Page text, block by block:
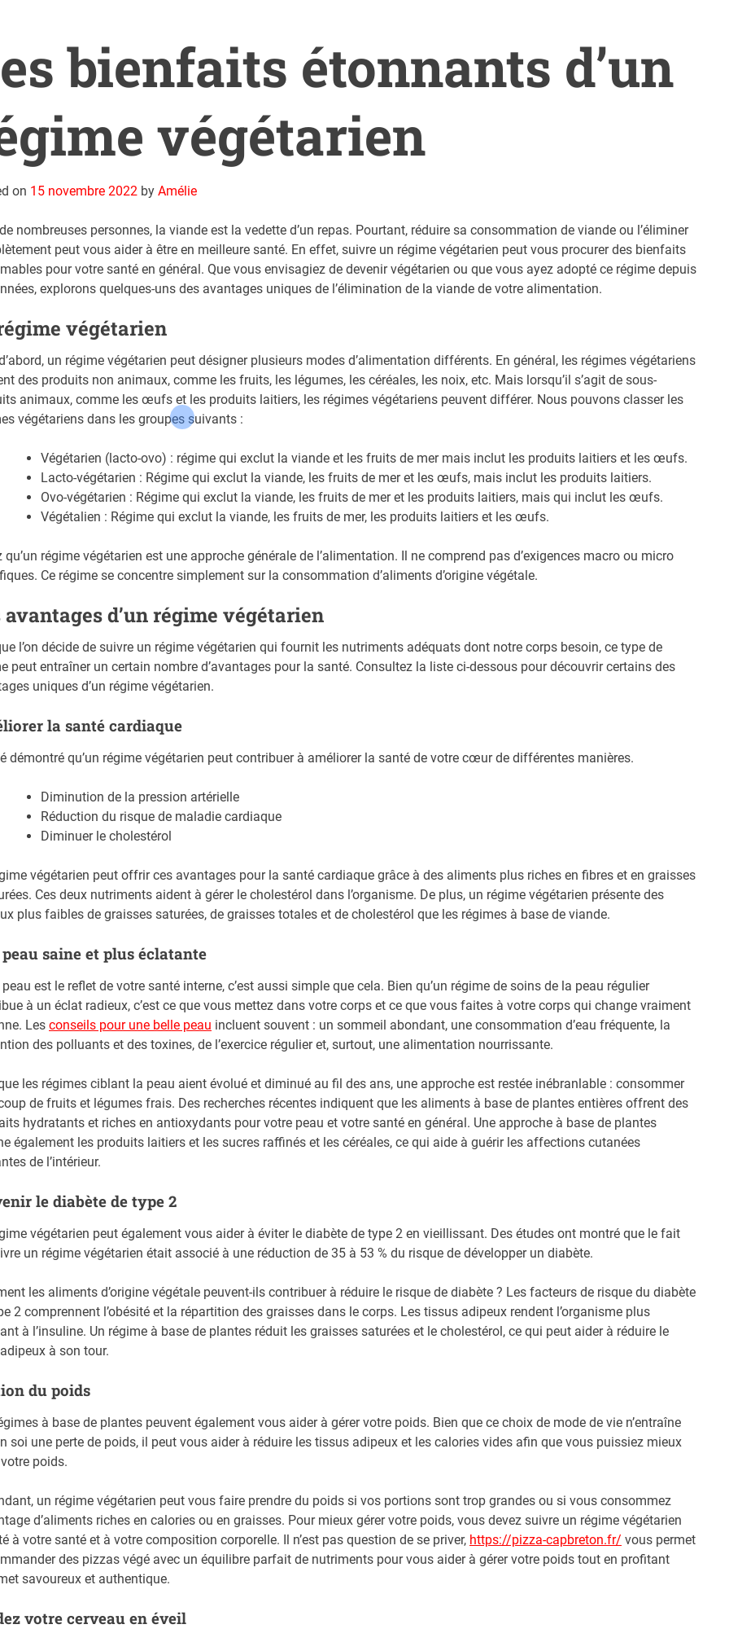
bienfaits étonnants d’un
végétarien
on 15 novembre 2022 by Amélie
nombreuses personnes, la viande est la vedette d’un repas. Pourtant, réduire sa consommation de viande ou l’éliminer
peut vous aider à être en meilleure santé. En effet, suivre un régime végétarien peut vous procurer des bienfaits
pour votre santé en général. Que vous envisagiez de devenir végétarien ou que vous ayez adopté ce régime depuis
explorons quelques-uns des avantages uniques de l’élimination de la viande de votre alimentation.
végétarien
un régime végétarien peut désigner plusieurs modes d’alimentation différents. En général, les régimes végétariens
des produits non animaux, comme les fruits, les légumes, les céréales, les noix, etc. Mais lorsqu’il s’agit de sous-
animaux, comme les œufs et les produits laitiers, les régimes végétariens peuvent différer. Nous pouvons classer les
végétariens dans les groupes suivants :
Végétarien (lacto-ovo) : régime qui exclut la viande et les fruits de mer mais inclut les produits laitiers et les œufs.
Lacto-végétarien : Régime qui exclut la viande, les fruits de mer et les œufs, mais inclut les produits laitiers.
Ovo-végétarien : Régime qui exclut la viande, les fruits de mer et les produits laitiers, mais qui inclut les œufs.
Végétalien : Régime qui exclut la viande, les fruits de mer, les produits laitiers et les œufs.
qu’un régime végétarien est une approche générale de l’alimentation. Il ne comprend pas d’exigences macro ou micro
Ce régime se concentre simplement sur la consommation d’aliments d’origine végétale.
avantages d’un régime végétarien
l’on décide de suivre un régime végétarien qui fournit les nutriments adéquats dont notre corps besoin, ce type de
peut entraîner un certain nombre d’avantages pour la santé. Consultez la liste ci-dessous pour découvrir certains des
uniques d’un régime végétarien.
la santé cardiaque
démontré qu’un régime végétarien peut contribuer à améliorer la santé de votre cœur de différentes manières.
Diminution de la pression artérielle
Réduction du risque de maladie cardiaque
Diminuer le cholestérol
végétarien peut offrir ces avantages pour la santé cardiaque grâce à des aliments plus riches en fibres et en graisses
Ces deux nutriments aident à gérer le cholestérol dans l’organisme. De plus, un régime végétarien présente des
plus faibles de graisses saturées, de graisses totales et de cholestérol que les régimes à base de viande.
saine et plus éclatante
est le reflet de votre santé interne, c’est aussi simple que cela. Bien qu’un régime de soins de la peau régulier
à un éclat radieux, c’est ce que vous mettez dans votre corps et ce que vous faites à votre corps qui change vraiment
Les conseils pour une belle peau incluent souvent : un sommeil abondant, une consommation d’eau fréquente, la
des polluants et des toxines, de l’exercice régulier et, surtout, une alimentation nourrissante.
les régimes ciblant la peau aient évolué et diminué au fil des ans, une approche est restée inébranlable : consommer
de fruits et légumes frais. Des recherches récentes indiquent que les aliments à base de plantes entières offrent des
hydratants et riches en antioxydants pour votre peau et votre santé en général. Une approche à base de plantes
également les produits laitiers et les sucres raffinés et les céréales, ce qui aide à guérir les affections cutanées
de l’intérieur.
le diabète de type 2
végétarien peut également vous aider à éviter le diabète de type 2 en vieillissant. Des études ont montré que le fait
un régime végétarien était associé à une réduction de 35 à 53 % du risque de développer un diabète.
les aliments d’origine végétale peuvent-ils contribuer à réduire le risque de diabète ? Les facteurs de risque du diabète
2 comprennent l’obésité et la répartition des graisses dans le corps. Les tissus adipeux rendent l’organisme plus
à l’insuline. Un régime à base de plantes réduit les graisses saturées et le cholestérol, ce qui peut aider à réduire le
à son tour.
du poids
à base de plantes peuvent également vous aider à gérer votre poids. Bien que ce choix de mode de vie n’entraîne
soi une perte de poids, il peut vous aider à réduire les tissus adipeux et les calories vides afin que vous puissiez mieux
poids.
un régime végétarien peut vous faire prendre du poids si vos portions sont trop grandes ou si vous consommez
d’aliments riches en calories ou en graisses. Pour mieux gérer votre poids, vous devez suivre un régime végétarien
à votre santé et à votre composition corporelle. Il n’est pas question de se priver, https://pizza-capbreton.fr/ vous permet
des pizzas végé avec un équilibre parfait de nutriments pour vous aider à gérer votre poids tout en profitant
savoureux et authentique.
votre cerveau en éveil